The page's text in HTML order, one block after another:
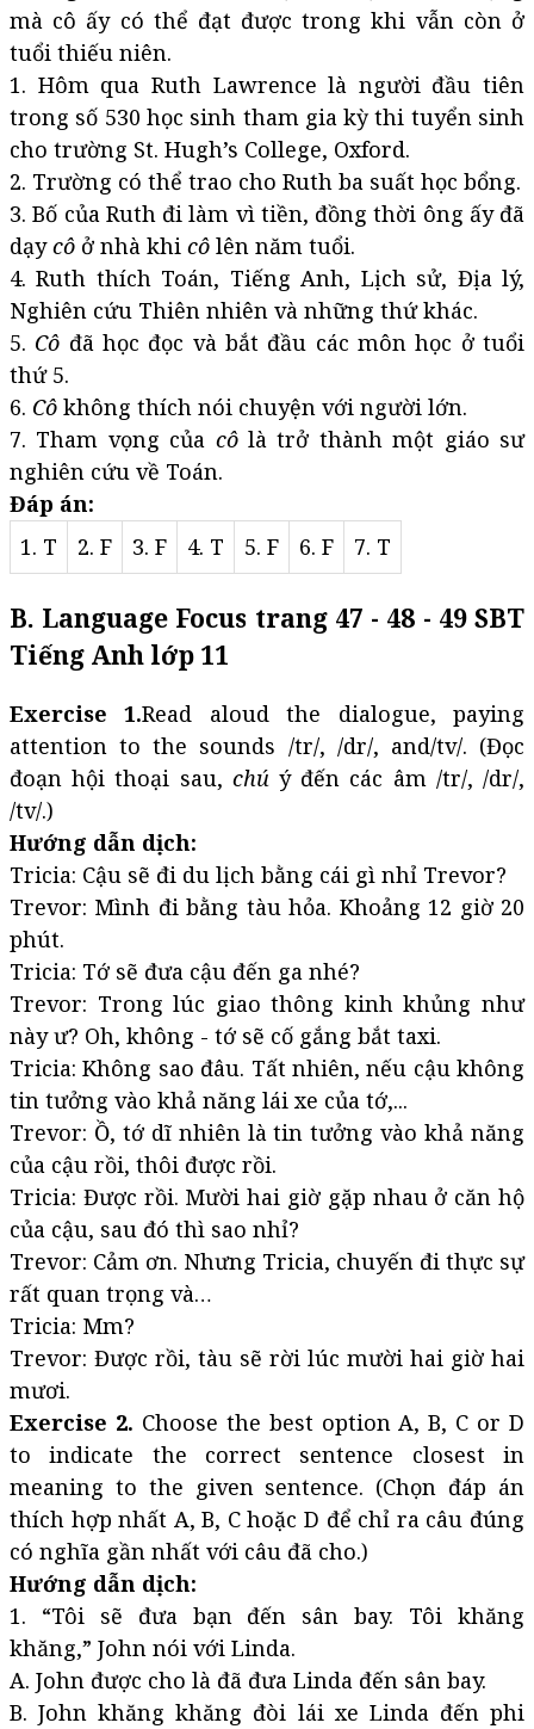
mà cô ấy có thể đạt được trong khi vẫn còn ở
tuổi thiếu niên.
1. Hôm qua Ruth Lawrence là người đầu tiên
trong số 530 học sinh tham gia kỳ thi tuyển sinh
cho trường St. Hugh’s College, Oxford.
2. Trường có thể trao cho Ruth ba suất học bổng.
3. Bố của Ruth đi làm vì tiền, đồng thời ông ấy đã
dạycô ở nhà khi cô lên năm tuổi.
4. Ruth thích Toán, Tiếng Anh, Lịch sử, Địa lý,
Nghiên cứu Thiên nhiên và những thứ khác.
5. Cô đã học đọc và bắt đầu các môn học ở tuổi
thứ 5.
6. Cô không thích nói chuyện với người lớn.
7. Tham vọng của côlà trở thành một giáo sư
nghiên cứu về Toán.
Đáp án:
1. T
2. F 3. F 4. T 5. F 6. F 7. T
B. Language Focus trang 47 - 48 - 49 SBT
Tiếng Anh lớp 11
Exercise 1.Read aloud the dialogue, paying
attention to the sounds /tr/, /dr/, and/tv/. (Đọc
đoạn hội thoại sau, chúý đến các âm /tr/, /dr/,
/tv/.)
Hướng dẫn dịch:
Tricia: Cậu sẽ đi du lịch bằng cái gì nhỉ Trevor?
Trevor: Mình đi bằng tàu hỏa. Khoảng 12 giờ 20
phút.
Tricia: Tớ sẽ đưa cậu đến ga nhé?
Trevor: Trong lúc giao thông kinh khủng như
này ư? Oh, không - tớ sẽ cố gắng bắt taxi.
Tricia: Không sao đâu. Tất nhiên, nếu cậu không
tin tưởng vào khả năng lái xe của tớ,...
Trevor: Ồ, tớ dĩ nhiên là tin tưởng vào khả năng
của cậu rồi, thôi được rồi.
Tricia: Được rồi. Mười hai giờ gặp nhau ở căn hộ
của cậu, sau đó thì sao nhỉ?
Trevor: Cảm ơn. Nhưng Tricia, chuyến đi thực sự
rất quan trọng và…
Tricia: Mm?
Trevor: Được rồi, tàu sẽ rời lúc mười hai giờ hai
mươi.
Exercise 2. Choose the best option A, B, C or D
to indicate the correct sentence closest in
meaning to the given sentence. (Chọn đáp án
thích hợp nhất A, B, C hoặc D để chỉ ra câu đúng
có nghĩa gần nhất với câu đã cho.)
Hướng dẫn dịch:
1. “Tôi sẽ đưa bạn đến sân bay. Tôi khăng
khăng,” John nói với Linda.
A. John được cho là đã đưa Linda đến sân bay.
B. John khăng khăng đòi lái xe Linda đến phi